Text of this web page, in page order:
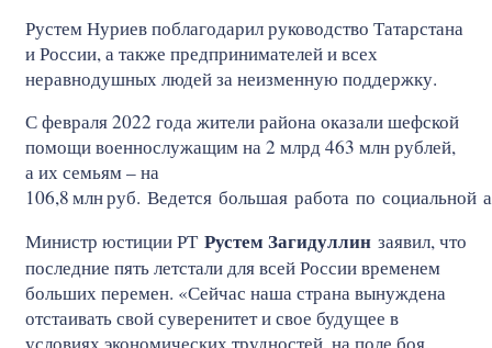
Рустем Нуриев поблагодарил руководство Татарстана
и России, а также предпринимателей и всех
неравнодушных людей за неизменную поддержку.
С февраля 2022 года жители района оказали шефской
помощи военнослужащим на 2 млрд 463 млн рублей,
а их семьям – на
106,8млнруб. Ведется большая работа по
Министр юстиции РТ Рустем Загидуллин заявил, что
последние пять летстали для всей России временем
больших перемен. «Сейчас наша страна вынуждена
отстаивать свой суверенитет и свое будущее в